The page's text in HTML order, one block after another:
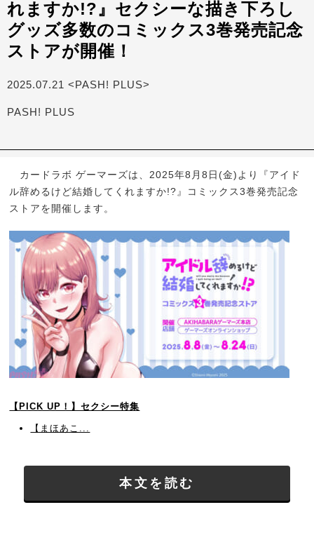
れますか!?』セクシーな描き下ろし
グッズ多数のコミックス3巻発売記念
ストアが開催！
2025.07.21 <PASH! PLUS>
PASH! PLUS
カードラボ ゲーマーズは、2025年8月8日(金)より『アイド
ル辞めるけど結婚してくれますか!?』コミックス3巻発売記念
ストアを開催します。
【PICK UP！】セクシー特集
【まほあこ...
本文を読む